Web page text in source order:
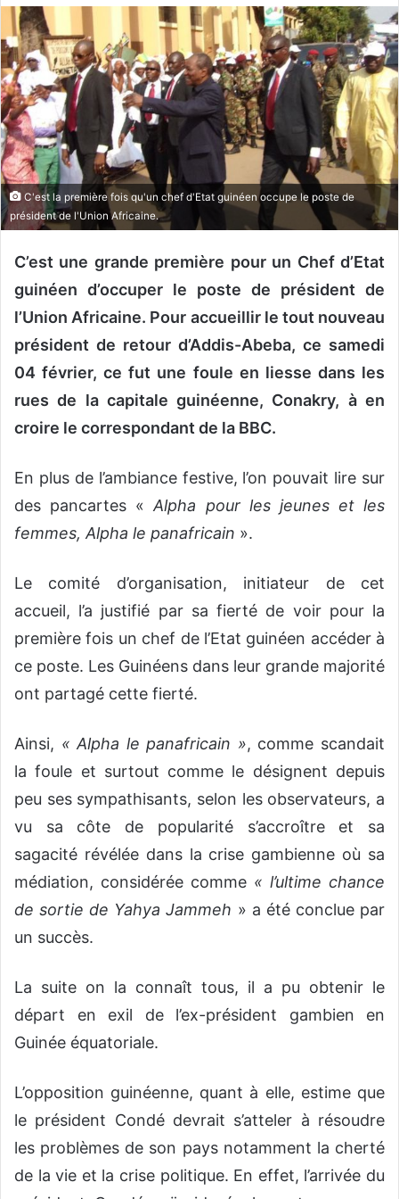
o
y
e
r
u
n
r
r
e
l
C'est la première fois qu'un chef d'Etat guinéen occupe le poste de
président de l'Union Africaine.
C’est une grande première pour un Chef d’Etat
guinéen d’occuper le poste de président de
l’Union Africaine. Pour accueillir le tout nouveau
président de retour d’Addis-Abeba, ce samedi
04 février, ce fut une foule en liesse dans les
rues de la capitale guinéenne, Conakry, à en
croire le correspondant de la BBC.
En plus de l’ambiance festive, l’on pouvait lire sur
des pancartes «Alpha pour les jeunes et les
femmes, Alpha le panafricain ».
Le comité d’organisation, initiateur de cet
accueil, l’a justifié par sa fierté de voir pour la
première fois un chef de l’Etat guinéen accéder à
ce poste. Les Guinéens dans leur grande majorité
ont partagé cette fierté.
Ainsi, « Alpha le panafricain », comme scandait
la foule et surtout comme le désignent depuis
peu ses sympathisants, selon les observateurs, a
vu sa côte de popularité s’accroître et sa
sagacité révélée dans la crise gambienne où sa
médiation, considérée comme « l’ultime chance
de sortie de Yahya Jammeh » a été conclue par
un succès.
La suite on la connaît tous, il a pu obtenir le
départ en exil de l’ex-président gambien en
Guinée équatoriale.
L’opposition guinéenne, quant à elle, estime que
le président Condé devrait s’atteler à résoudre
les problèmes de son pays notamment la cherté
de la vie et la crise politique. En effet, l’arrivée du